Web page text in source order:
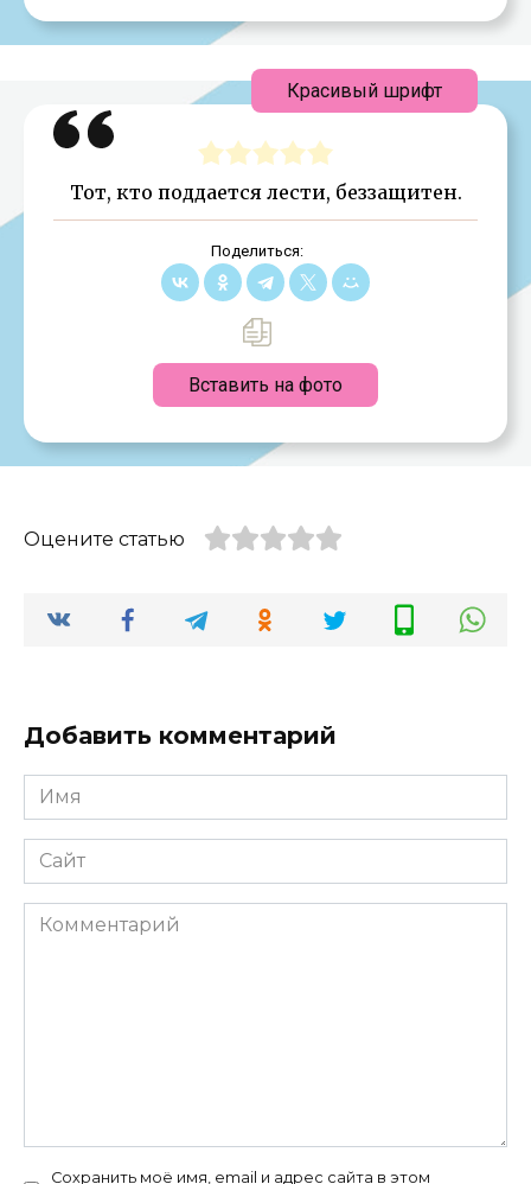
Тот, кто поддается лести, беззащитен.
Поделиться:
Вставить на фото
Красивый шрифт
Оцените статью
Добавить комментарий
Имя
*
Сайт
Комментарий
Сохранить моё имя, email и адрес сайта в этом